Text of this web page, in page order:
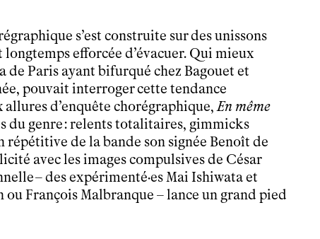
s’est construite sur des unissons
efforcée d’évacuer. Qui mieux
de Paris ayant bifurqué chez Bagouet et
pouvait interroger cette tendance
allures d’enquête chorégraphique,En même
du genre : relents totalitaires, gimmicks
répétitive de la bande son signée Benoît de
avec les images compulsives de César
– des expérimenté·es Mai Ishiwata et
François Malbranque – lance un grand pied